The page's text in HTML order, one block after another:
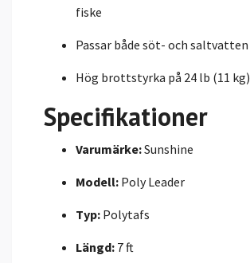
fiske
Passar både söt- och saltvatten
Hög brottstyrka på 24 lb (11 kg)
Specifikationer
Varumärke:Sunshine
Modell: Poly Leader
Typ: Polytafs
Längd: 7 ft